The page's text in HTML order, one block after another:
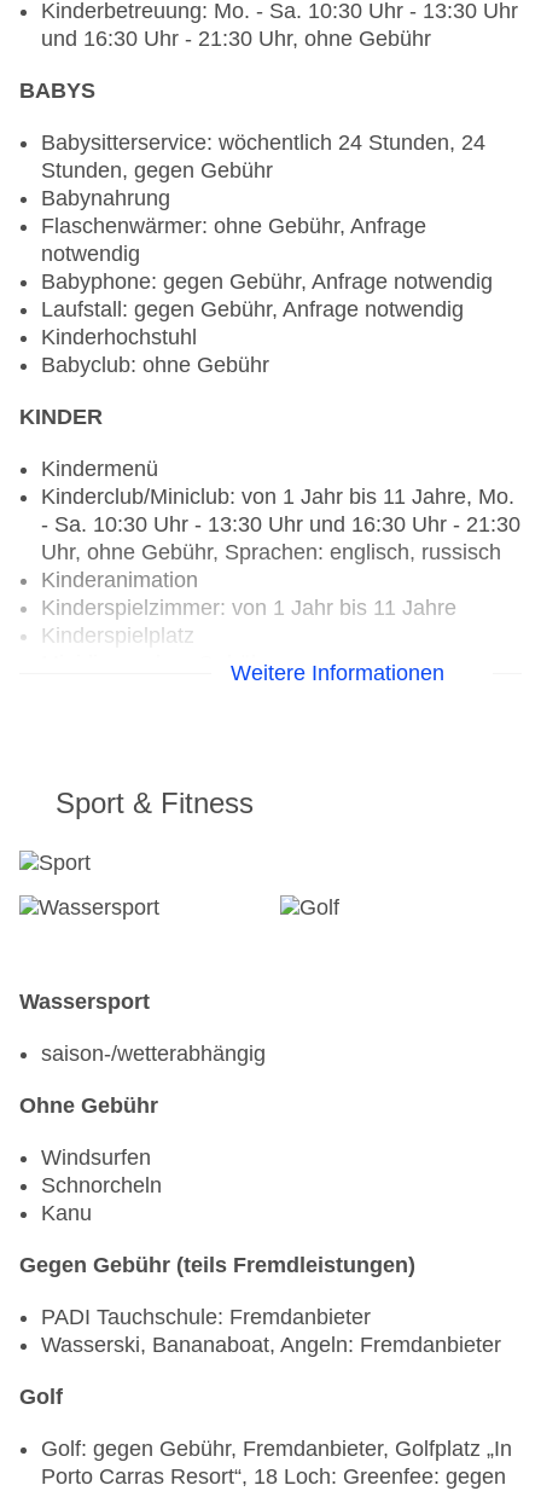
Vollwertkost: gegen Gebühr, à la carte, gesetztes
Menü, Dinearound, gegen Gebühr, klimatisierbar,
erwünscht
Fisch/Meeresfrüchte, Grillgerichte, Ayurvedakost:
gegen Gebühr, Babynahrung: gegen Gebühr,
Biolebensmittel: gegen Gebühr, Diätküche: gegen
Gebühr, glutenfreie Gerichte: gegen Gebühr,
Kindermenü: gegen Gebühr, lactosefreie
Gerichte: gegen Gebühr, leichte Gerichte: gegen
Gebühr, saisonale Gerichte: gegen Gebühr,
Trennkost: gegen Gebühr, vegetarische Gerichte:
gegen Gebühr, vegane Gerichte: gegen Gebühr,
Gebühr, am Strand, Kinderhochstuhl,
angemessene Kleidung erwünscht
Gourmetrestaurant „Squirrel“: Küche: französisch,
glutenfreie Gerichte, lactosefreie Gerichte,
vegetarische Gerichte, gesetztes Menü, gegen
Gebühr, mit Terrasse, angemessene Kleidung
erwünscht
Restaurant „Private Dinners“: gesetztes Menü,
Gebühr
Kinderbetreuung: Mo. - Sa. 10:30 Uhr - 13:30 Uhr
und 16:30 Uhr - 21:30 Uhr, ohne Gebühr
BABYS
Babysitterservice: wöchentlich 24 Stunden, 24
Stunden, gegen Gebühr
Babynahrung
Flaschenwärmer: ohne Gebühr, Anfrage
notwendig
Babyphone: gegen Gebühr, Anfrage notwendig
Laufstall: gegen Gebühr, Anfrage notwendig
Kinderhochstuhl
Babyclub: ohne Gebühr
KINDER
Kindermenü
Kinderclub/Miniclub: von 1 Jahr bis 11 Jahre, Mo.
- Sa. 10:30 Uhr - 13:30 Uhr und 16:30 Uhr - 21:30
Uhr, ohne Gebühr, Sprachen: englisch, russisch
Kinderanimation
Kinderspielzimmer: von 1 Jahr bis 11 Jahre
Kinderspielplatz
Minidisco: ohne GebührWeitere Informationen
Sport & Fitness
Wassersport
saison-/wetterabhängig
Ohne Gebühr
Windsurfen
Schnorcheln
Kanu
Gegen Gebühr (teils Fremdleistungen)
PADI Tauchschule: Fremdanbieter
Wasserski, Bananaboat, Angeln: Fremdanbieter
Golf
Golf: gegen Gebühr, Fremdanbieter, Golfplatz „In
Porto Carras Resort“, 18 Loch: Greenfee: gegen